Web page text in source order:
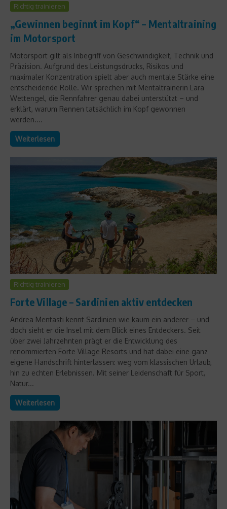
Richtig trainieren
„Gewinnen beginnt im Kopf“ – Mentaltraining
im Motorsport
Motorsport gilt als Inbegriff von Geschwindigkeit, Technik und
Präzision. Aufgrund des Leistungsdrucks, Risikos und
maximaler Konzentration spielt aber auch mentale Stärke eine
entscheidende Rolle. Wir sprechen mit Mentaltrainerin Lara
Wettengel, die Rennfahrer genau dabei unterstützt – und
erklärt, warum Rennen tatsächlich im Kopf gewonnen
werden....
Weiterlesen
Richtig trainieren
Forte Village – Sardinien aktiv entdecken
Andrea Mentasti kennt Sardinien wie kaum ein anderer – und
doch sieht er die Insel mit dem Blick eines Entdeckers. Seit
über zwei Jahrzehnten prägt er die Entwicklung des
renommierten Forte Village Resorts und hat dabei eine ganz
eigene Handschrift hinterlassen: weg vom klassischen Urlaub,
hin zu echten Erlebnissen. Mit seiner Leidenschaft für Sport,
Natur...
Weiterlesen